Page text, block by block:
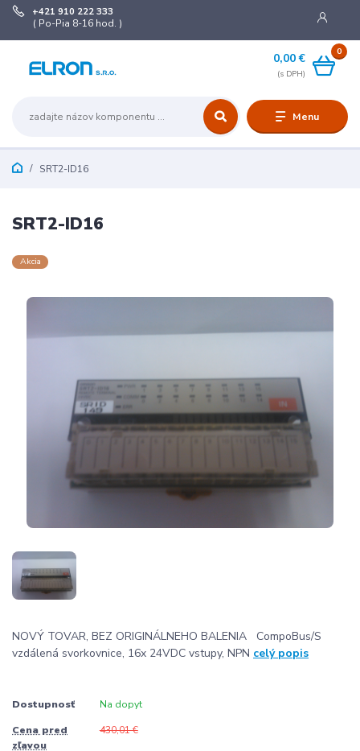
Menu
+421 910 222 333
( Po-Pia 8-16 hod. )
0
0,00 €
SRT2-ID16
SRT2-ID16
Akcia
NOVÝ TOVAR, BEZ ORIGINÁLNEHO BALENIA CompoBus/S
vzdálená svorkovnice, 16x 24VDC vstupy, NPN celý popis
Dostupnosť Na dopyt
Cena pred
zľavou
430,01 €